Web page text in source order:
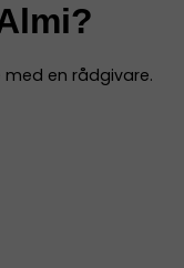
en rådgivare.